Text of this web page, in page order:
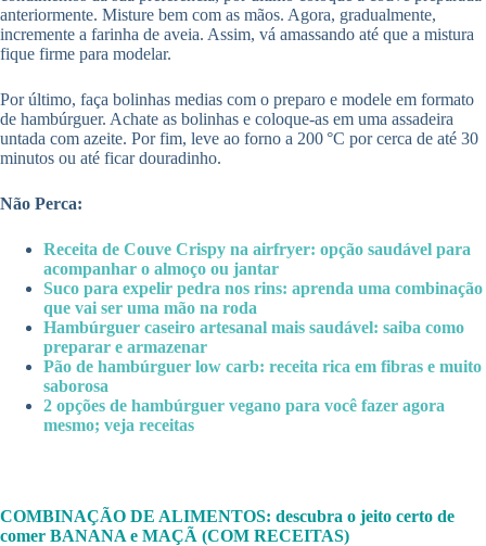
anteriormente. Misture bem com as mãos. Agora, gradualmente,
incremente a farinha de aveia. Assim, vá amassando até que a mistura
fique firme para modelar.
Por último, faça bolinhas medias com o preparo e modele em formato
de hambúrguer. Achate as bolinhas e coloque-as em uma assadeira
untada com azeite. Por fim, leve ao forno a 200 °C por cerca de até 30
minutos ou até ficar douradinho.
Não Perca:
Receita de Couve Crispy na airfryer: opção saudável para
acompanhar o almoço ou jantar
Suco para expelir pedra nos rins: aprenda uma combinação
que vai ser uma mão na roda
Hambúrguer caseiro artesanal mais saudável: saiba como
preparar e armazenar
Pão de hambúrguer low carb: receita rica em fibras e muito
saborosa
2 opções de hambúrguer vegano para você fazer agora
mesmo; veja receitas
COMBINAÇÃO DE ALIMENTOS: descubra o jeito certo de
comer BANANA e MAÇÃ (COM RECEITAS)